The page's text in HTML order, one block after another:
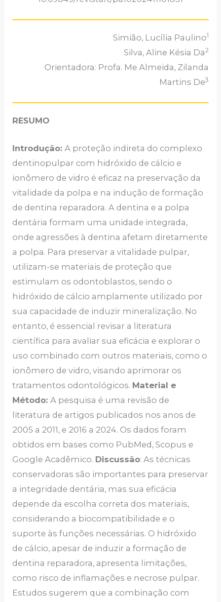
Simião, Lucília Paulino1
Silva, Aline Késia Da2
Orientadora: Profa. Me Almeida, Zilanda
Martins De3
RESUMO
Introdução:A proteção indireta do complexo
dentinopulpar com hidróxido de cálcio e
ionômero de vidro é eficaz na preservação da
vitalidade da polpa e na indução de formação
de dentina reparadora. A dentina e a polpa
dentária formam uma unidade integrada,
onde agressões à dentina afetam diretamente
a polpa. Para preservar a vitalidade pulpar,
utilizam-se materiais de proteção que
estimulam os odontoblastos, sendo o
hidróxido de cálcio amplamente utilizado por
sua capacidade de induzir mineralização. No
entanto, é essencial revisar a literatura
científica para avaliar sua eficácia e explorar o
uso combinado com outros materiais, como o
ionômero de vidro, visando aprimorar os
tratamentos odontológicos. Material e
Método:A pesquisa é uma revisão de
literatura de artigos publicados nos anos de
2005 a 2011, e 2016 a 2024. Os dados foram
obtidos em bases como PubMed, Scopus e
Google Acadêmico. Discussão: As técnicas
conservadoras são importantes para preservar
a integridade dentária, mas sua eficácia
depende da escolha correta dos materiais,
considerando a biocompatibilidade e o
suporte às funções necessárias. O hidróxido
de cálcio, apesar de induzir a formação de
dentina reparadora, apresenta limitações,
como risco de inflamações e necrose pulpar.
Estudos sugerem que a combinação com